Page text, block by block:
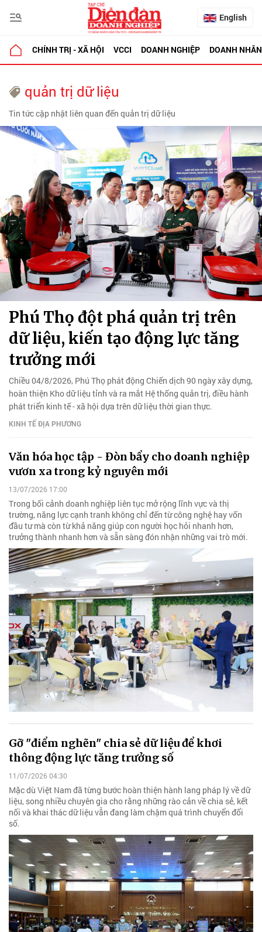
English
CHÍNH TRỊ - XÃ HỘI VCCI DOANH NGHIỆP DOANH NHÂN
quản trị dữ liệu
Tin tức cập nhật liên quan đến quản trị dữ liệu
Phú Thọ đột phá quản trị trên
dữ liệu, kiến tạo động lực tăng
trưởng mới
Chiều 04/8/2026, Phú Thọ phát động Chiến dịch 90 ngày xây dựng,
hoàn thiện Kho dữ liệu tỉnh và ra mắt Hệ thống quản trị, điều hành
phát triển kinh tế - xã hội dựa trên dữ liệu thời gian thực.
KINH TẾ ĐỊA PHƯƠNG
Văn hóa học tập - Đòn bẩy cho doanh nghiệp
vươn xa trong kỷ nguyên mới
13/07/2026 17:00
Trong bối cảnh doanh nghiệp liên tục mở rộng lĩnh vực và thị
trường, năng lực cạnh tranh không chỉ đến từ công nghệ hay vốn
đầu tư mà còn từ khả năng giúp con người học hỏi nhanh hơn,
trưởng thành nhanh hơn và sẵn sàng đón nhận những vai trò mới.
Gỡ "điểm nghẽn" chia sẻ dữ liệu để khơi
thông động lực tăng trưởng số
11/07/2026 04:30
Mặc dù Việt Nam đã từng bước hoàn thiện hành lang pháp lý về dữ
liệu, song nhiều chuyên gia cho rằng những rào cản về chia sẻ, kết
nối và khai thác dữ liệu vẫn đang làm chậm quá trình chuyển đổi
số.